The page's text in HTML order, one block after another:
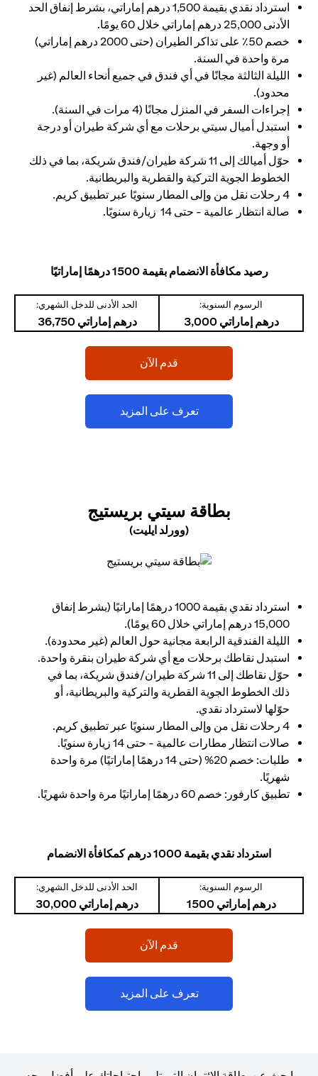
استرداد نقدي بقيمة 1,500 درهم إماراتي، بشرط إنفاق الحد
الأدنى 25,000 درهم إماراتي خلال 60 يومًا.
خصم 50٪ على تذاكر الطيران (حتى 2000 درهم إماراتي)
مرة واحدة في السنة.
الليلة الثالثة مجانًا في أي فندق في جميع أنحاء العالم (غير
محدود).
إجراءات السفر في المنزل مجانًا (4 مرات في السنة).
استبدل أميال سيتي برحلات مع أي شركة طيران أو درجة
أو وجهة.
حوّل أميالك إلى 11 شركة طيران/فندق شريكة، بما في ذلك
الخطوط الجوية التركية والقطرية والبريطانية.
4 رحلات نقل من وإلى المطار سنويًا عبر تطبيق كريم.
صالة انتظار عالمية - حتى 14 زيارة سنويًا.
رصيد مكافأة الانضمام بقيمة 1500 درهمًا إماراتيًا
الرسوم السنوية:
درهم إماراتي 3,000
الحد الأدنى للدخل الشهري:
درهم إماراتي 36,750
قدم الآن
تعرف على المزيد
بطاقة سيتي بريستيج
(وورلد ايليت)
استرداد نقدي بقيمة 1000 درهمًا إماراتيًا (بشرط إنفاق
15,000 درهم إماراتي خلال 60 يومًا).
الليلة الفندقية الرابعة مجانية حول العالم (غير محدودة).
استبدل نقاطك برحلات مع أي شركة طيران بنقرة واحدة.
حوّل نقاطك إلى 11 شركة طيران/فندق شريكة، بما في
ذلك الخطوط الجوية القطرية والتركية والبريطانية، أو
حوّلها لاسترداد نقدي.
4 رحلات نقل من وإلى المطار سنويًا عبر تطبيق كريم.
صالات انتظار مطارات عالمية - حتى 14 زيارة سنويًا.
طلبات: خصم 20% (حتى 14 درهمًا إماراتيًا) مرة واحدة
شهريًا.
تطبيق كارفور: خصم 60 درهمًا إماراتيًا مرة واحدة شهريًا.
استرداد نقدي بقيمة 1000 درهم كمكافأة الانضمام
الرسوم السنوية:
درهم إماراتي 1500
الحد الأدنى للدخل الشهري:
درهم إماراتي 30,000
قدم الآن
تعرف على المزيد